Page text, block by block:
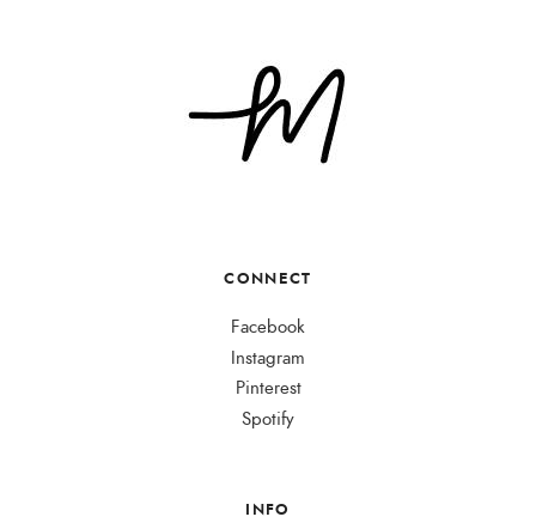
CONNECT
Facebook
Instagram
Pinterest
Spotify
INFO